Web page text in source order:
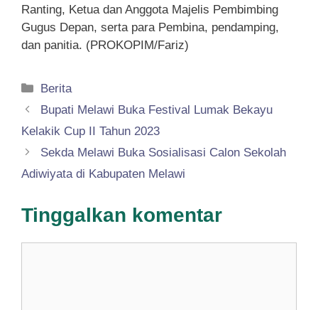
Ranting, Ketua dan Anggota Majelis Pembimbing
Gugus Depan, serta para Pembina, pendamping,
dan panitia. (PROKOPIM/Fariz)
Kategori
Berita
Bupati Melawi Buka Festival Lumak Bekayu
Kelakik Cup II Tahun 2023
Sekda Melawi Buka Sosialisasi Calon Sekolah
Adiwiyata di Kabupaten Melawi
Tinggalkan komentar